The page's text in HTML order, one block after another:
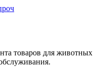
товаров для животных